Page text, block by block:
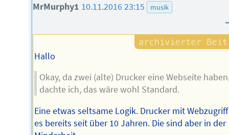
MrMurphy1 10.11.2016 23:15 musik
Hallo
Okay, da zwei (alte) Drucker eine Webseite
dachte ich, das wäre wohl Standard.
Eine etwas seltsame Logik. Drucker mit
es bereits seit über 10 Jahren. Die sind aber in der